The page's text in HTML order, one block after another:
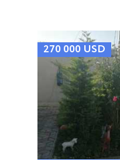
270 000 USD